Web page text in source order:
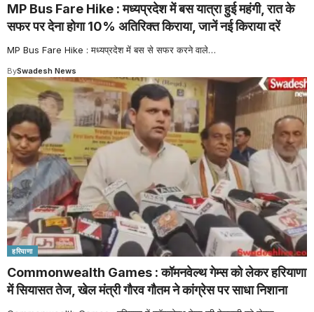
MP Bus Fare Hike : मध्यप्रदेश में बस यात्रा हुई महंगी, रात के
सफर पर देना होगा 10% अतिरिक्त किराया, जानें नई किराया दरें
MP Bus Fare Hike : मध्यप्रदेश में बस से सफर करने वाले…
BySwadesh News
हरियाणा
Commonwealth Games : कॉमनवेल्थ गेम्स को लेकर हरियाणा
में सियासत तेज, खेल मंत्री गौरव गौतम ने कांग्रेस पर साधा निशाना